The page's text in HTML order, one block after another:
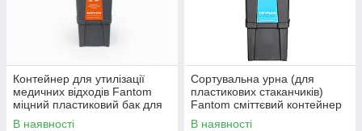
Контейнер для утилізації
медичних відходів Fantom
міцний пластиковий бак для
сортування сміття
В наявності
Сортувальна урна (для
пластикових стаканчиків)
Fantom сміттєвий контейнер
на 80 л
В наявності